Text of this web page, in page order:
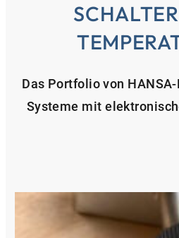
Das Portfolio von
Systeme mit